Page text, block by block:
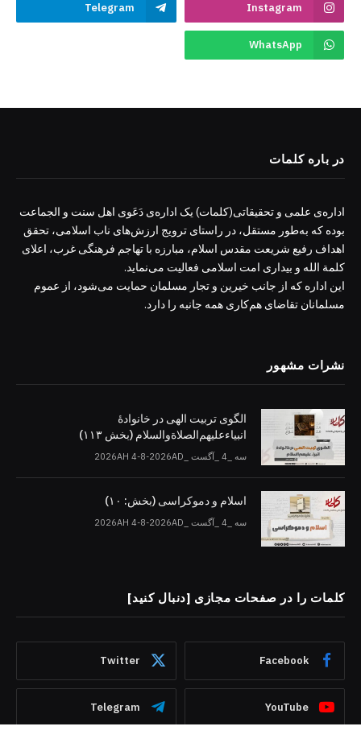
Instagram
Telegram
WhatsApp
در باره کلمات
اداره‌ی علمی و تحقیقاتی(کلمات) یک اداره‌ی دَعَوی اهل سنت و الجماعت
بوده که به‌طور مستقل، در راستای ترویج ارزش‌های ناب اسلامی، تحقق
اهداف رفیع شریعت مقدس اسلام، مبارزه با تهاجم فرهنگی غرب، اعلای
کلمة الله و بیداری امت اسلامی فعالیت می‌نماید.
این اداره که از جانب خیرین و تجار مسلمان حمایت می‌شود، از عموم
مسلمانان تقاضای هم‌کاری همه جانبه را دارد.
نشرات مشهور
الگوی تربیت الهی در خانوادۀ
انبیاءعلیهم‌الصلاةو‌السلام (بخش ۱۱۳)
سه _4 _آگست _2026AH 4-8-2026AD
اسلام و دموکراسی (بخش: ۱۰)
سه _4 _آگست _2026AH 4-8-2026AD
کلمات را در صفحات مجازی [دنبال کنید]
Facebook
Twitter
YouTube
Telegram